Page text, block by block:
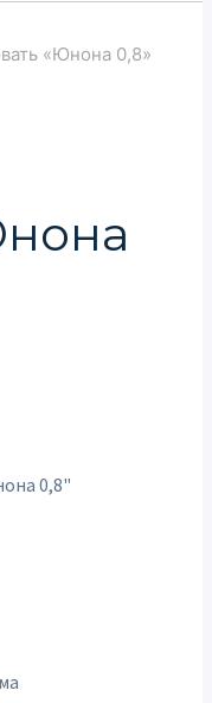
«Юнона 0,8»
0,8"